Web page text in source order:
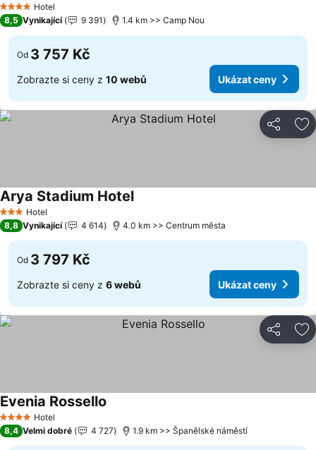
4 Počet hvězdiček
Hotel
8,5 Vynikající 9 391 1.4 km >> Camp Nou
Od 3 757 Kč
Zobrazte si ceny z 10 webů Ukázat ceny
Sdílet
3 Počet hvězdiček
Hotel
Arya Stadium Hotel
8,8 Vynikající 4 614 4.0 km >> Centrum města
Od 3 797 Kč
Zobrazte si ceny z 6 webů Ukázat ceny
Sdílet
4 Počet hvězdiček
Hotel
Evenia Rossello
8,4 Velmi dobré 4 727 1.9 km >> Španělské náměstí